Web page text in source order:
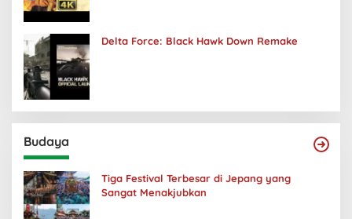
Delta Force: Black Hawk Down Remake
Budaya
Tiga Festival Terbesar di Jepang yang
Sangat Menakjubkan